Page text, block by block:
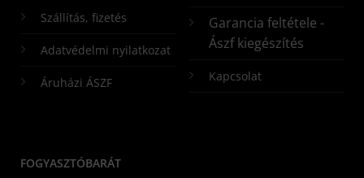
Szállítás, fizetés
Adatvédelmi nyilatkozat
Áruházi ÁSZF
Garancia feltétele -
Ászf kiegészítés
Kapcsolat
FOGYASZTÓBARÁT